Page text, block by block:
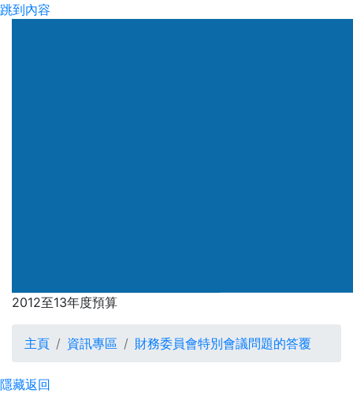
跳到內容
2012至13年度預算
2012至13年度預算
主頁 資訊專區 財務委員會特別會議問題的答覆
隱藏返回